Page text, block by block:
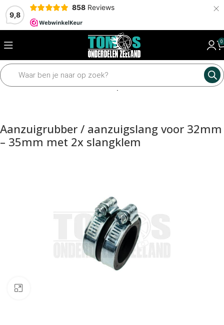
9,8
858 Reviews ×
0
Home Motordelen Carburateur Spruitstuk
Aanzuigrubber / aanzuigslang voor 32mm
– 35mm met 2x slangklem